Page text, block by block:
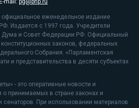
официальное еженедельное издание
Издается с 1997 года. Учредители
Дума и Совет Федерации РФ. Официальный
законов, федеральных
Собрания. «Парламентская
и представительства в десяти субъектах
- это оперативные новости и
принимаемых в стране законах и
сенаторов. При использовании материалов